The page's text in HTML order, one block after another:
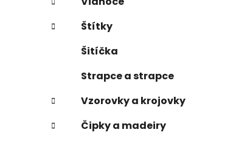
Štítky
Šitíčka
Strapce a strapce
Vzorovky a krojovky
Čipky a madeiry